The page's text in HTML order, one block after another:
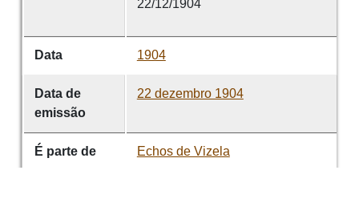
22/12/1904
Data 1904
Data de
emissão
22 dezembro 1904
É parte de Echos de Vizela